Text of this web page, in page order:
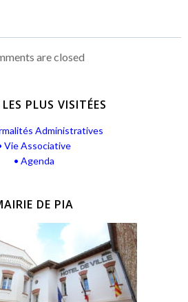
are closed
PLUS VISITÉES
Administratives
Vie Associative
• Agenda
DE PIA